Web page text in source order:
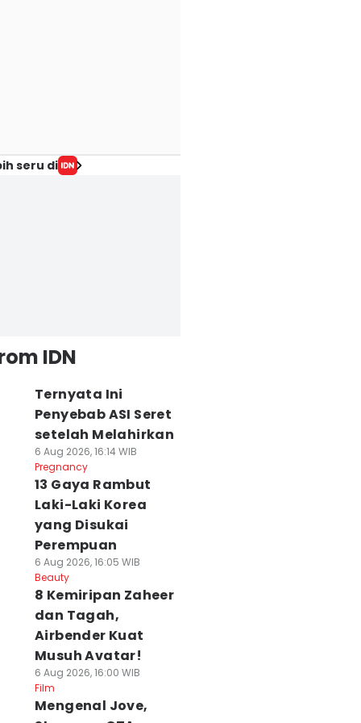
seru di
IDN
Ternyata Ini
Penyebab ASI Seret
setelah Melahirkan
6 Aug 2026, 16:14 WIB
Pregnancy
13 Gaya Rambut
Laki-Laki Korea
yang Disukai
Perempuan
6 Aug 2026, 16:05 WIB
Beauty
8 Kemiripan Zaheer
dan Tagah,
Airbender Kuat
Musuh Avatar!
6 Aug 2026, 16:00 WIB
Film
Mengenal Jove,